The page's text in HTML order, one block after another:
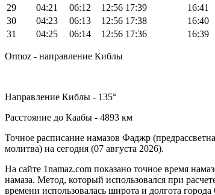
29
04:21 06:12 12:56 17:39 16:41
30
04:23 06:13 12:56 17:38 16:40
31
04:25 06:14 12:56 17:36 16:39
Ormoz - направление Киблы
Направление Киблы - 135°
Расстояние до Каабы - 4893 км
Точное расписание намазов Фаджр
молитва) на сегодня (07 августа 2026).
На сайте 1namaz.com показано точное время
намаза. Метод, который использовался при
времени использовалась широта и долгота